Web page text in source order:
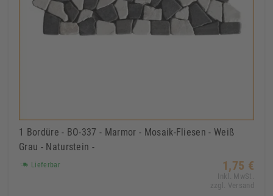
1 Bordüre - BO-337 - Marmor - Mosaik-Fliesen - Weiß
Grau - Naturstein -
Lieferbar 1,75 €
Inkl. MwSt.
zzgl. Versand